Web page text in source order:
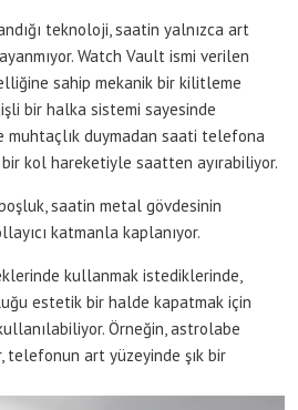
teknoloji, saatin yalnızca art
Watch Vault ismi verilen
sahip mekanik bir kilitleme
bir halka sistemi sayesinde
muhtaçlık duymadan saati telefona
kol hareketiyle saatten ayırabiliyor.
saatin metal gövdesinin
katmanla kaplanıyor.
kullanmak istediklerinde,
estetik bir halde kapatmak için
Örneğin, astrolabe
telefonun art yüzeyinde şık bir